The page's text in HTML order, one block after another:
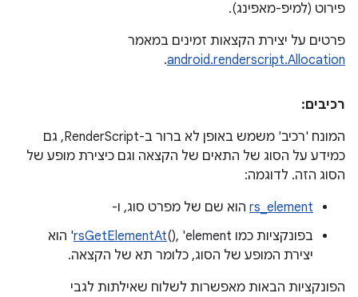
פירוט (למיפ-מאפינג).
פרטים על יצירת הקצאות זמינים במאמר
android.renderscript.Allocation
.
רכיבים:
המונח 'רכיב' משמש באופן לא ברור ב-RenderScript, גם
כמידע על הסוג של התאים של הקצאה וגם כיצירת מופע של
הסוג הזה. לדוגמה:
rs_element הוא שם של מפרט סוג, ו-
בפונקציות כמו
rsGetElementAt(), 'element' הוא
יצירת המופע של הסוג, כלומר תא של הקצאה.
הפונקציות הבאות מאפשרות לשלוח שאילתות לגבי